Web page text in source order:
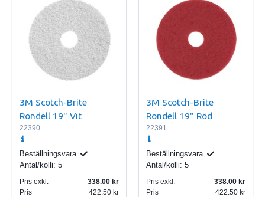
3M Scotch-Brite
Rondell 19" Vit
22390
Beställningsvara
Antal/kolli: 5
Pris exkl.
338.00
Pris
422.50
3M Scotch-Brite
Rondell 19" Röd
22391
Beställningsvara
Antal/kolli: 5
Pris exkl.
338.00
Pris
422.50